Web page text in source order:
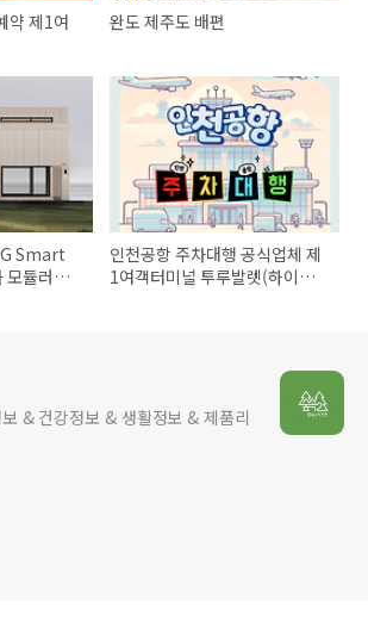
약 제1여
완도 제주도 배편
Smart
듈러주
인천공항 주차대행 공식업체 제
1여객터미널 투루발렛(하이파
& 건강정보 & 생활정보 & 제품리